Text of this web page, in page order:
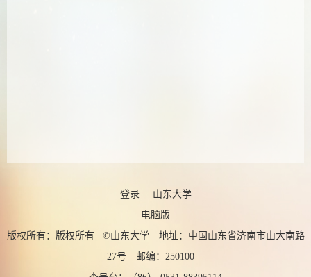
登录| 山东大学
电脑版
版权所有：版权所有 ©山东大学 地址：中国山东省济南市山大南路
27号 邮编：250100